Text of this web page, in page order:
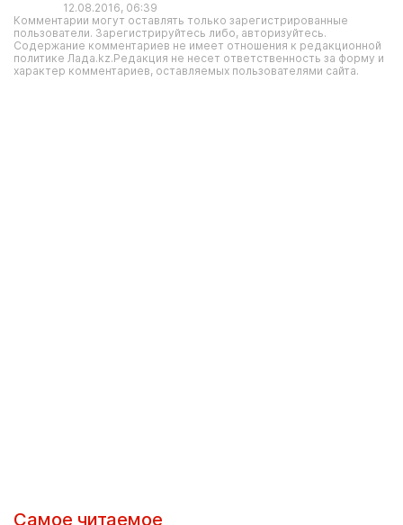
12.08.2016, 06:39
Комментарии могут оставлять только зарегистрированные
пользователи. Зарегистрируйтесь либо, авторизуйтесь.
Содержание комментариев не имеет отношения к редакционной
политике Лада.kz.Редакция не несет ответственность за форму и
характер комментариев, оставляемых пользователями сайта.
Самое читаемое